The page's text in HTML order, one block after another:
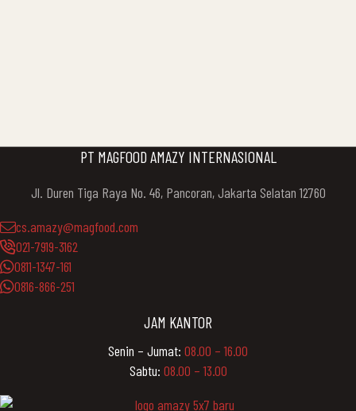
PT MAGFOOD AMAZY INTERNASIONAL
Jl. Duren Tiga Raya No. 46, Pancoran, Jakarta Selatan 12760
cs.amazy@magfood.com
021-7919-3162
0811-1347-161
0816-866-251
JAM KANTOR
Senin – Jumat: 08.00 – 16.00
Sabtu: 08.00 – 13.00